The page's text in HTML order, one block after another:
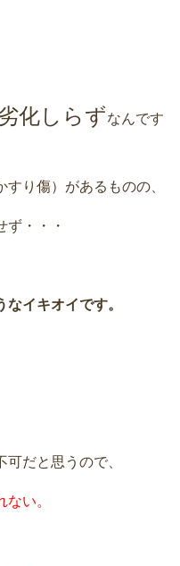
化しらずなんです
り傷）があるものの、
ず・・・
イキオイです。
だと思うので、
い。